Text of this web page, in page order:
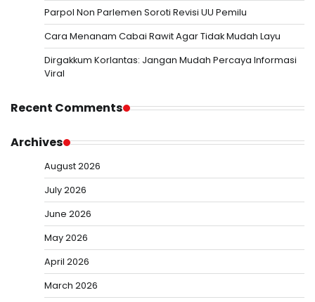
Parpol Non Parlemen Soroti Revisi UU Pemilu
Cara Menanam Cabai Rawit Agar Tidak Mudah Layu
Dirgakkum Korlantas: Jangan Mudah Percaya Informasi
Viral
Recent Comments
Archives
August 2026
July 2026
June 2026
May 2026
April 2026
March 2026